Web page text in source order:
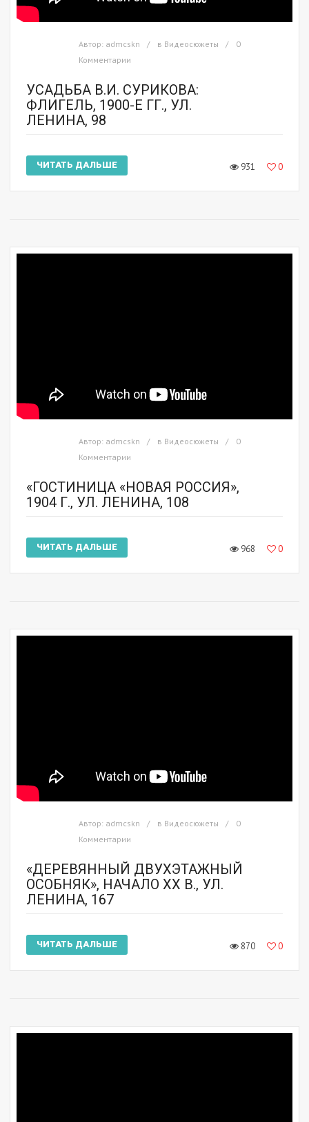
Автор: admcskn в Видеосюжеты
0
Комментарии
УСАДЬБА В.И. СУРИКОВА:
ФЛИГЕЛЬ, 1900-Е ГГ., УЛ.
ЛЕНИНА, 98
ЧИТАТЬ ДАЛЬШЕ 931 0
Автор: admcskn в Видеосюжеты
0
Комментарии
«ГОСТИНИЦА «НОВАЯ РОССИЯ»,
1904 Г., УЛ. ЛЕНИНА, 108
ЧИТАТЬ ДАЛЬШЕ 968 0
Автор: admcskn в Видеосюжеты
0
Комментарии
«ДЕРЕВЯННЫЙ ДВУХЭТАЖНЫЙ
ОСОБНЯК», НАЧАЛО XX В., УЛ.
ЛЕНИНА, 167
ЧИТАТЬ ДАЛЬШЕ 870 0